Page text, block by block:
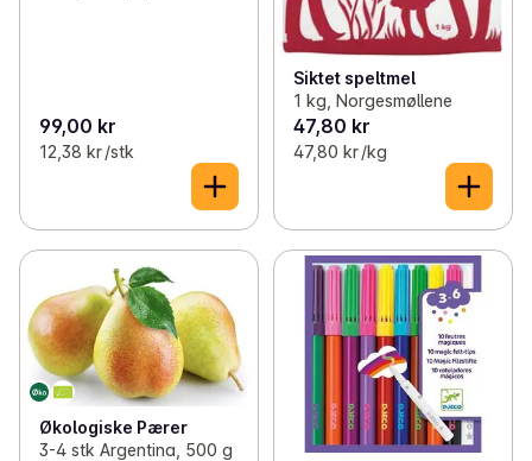
99,00 kr
12,38 kr /stk
Siktet speltmel
1 kg, Norgesmøllene
47,80 kr
47,80 kr /kg
Økologiske Pærer
3-4 stk Argentina, 500 g